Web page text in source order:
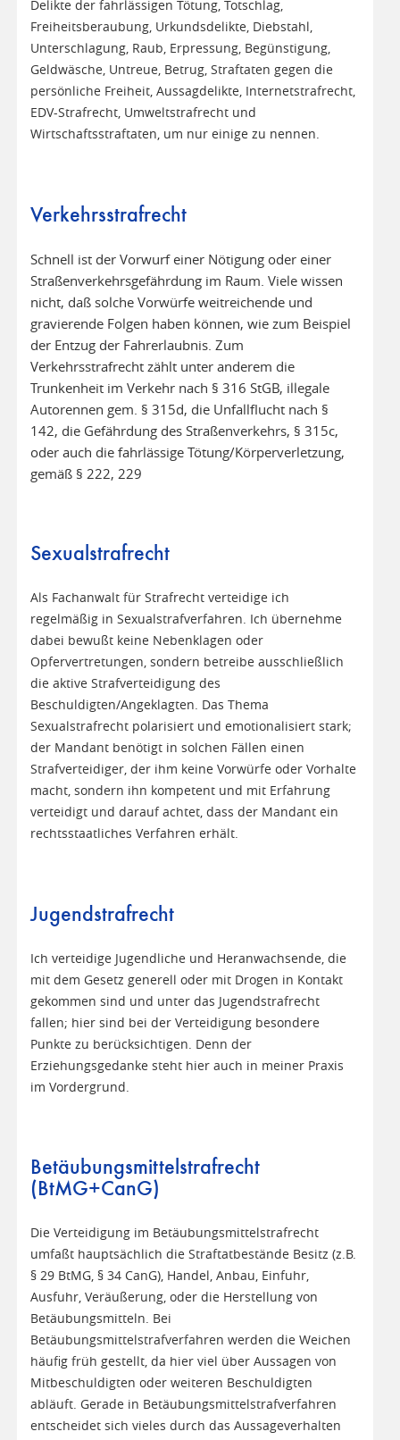
Delikte der fahrlässigen Tötung, Totschlag,
Freiheitsberaubung, Urkundsdelikte, Diebstahl,
Unterschlagung, Raub, Erpressung, Begünstigung,
Geldwäsche, Untreue, Betrug, Straftaten gegen die
persönliche Freiheit, Aussagdelikte, Internetstrafrecht,
EDV-Strafrecht, Umweltstrafrecht und
Wirtschaftsstraftaten, um nur einige zu nennen.
Verkehrsstrafrecht
Schnell ist der Vorwurf einer Nötigung oder einer
Straßenverkehrsgefährdung im Raum. Viele wissen
nicht, daß solche Vorwürfe weitreichende und
gravierende Folgen haben können, wie zum Beispiel
der Entzug der Fahrerlaubnis. Zum
Verkehrsstrafrecht zählt unter anderem die
Trunkenheit im Verkehr nach § 316 StGB, illegale
Autorennen gem. § 315d, die Unfallflucht nach §
142, die Gefährdung des Straßenverkehrs, § 315c,
oder auch die fahrlässige Tötung/Körperverletzung,
gemäß § 222, 229
Sexualstrafrecht
Als Fachanwalt für Strafrecht verteidige ich
regelmäßig in Sexualstrafverfahren. Ich übernehme
dabei bewußt keine Nebenklagen oder
Opfervertretungen, sondern betreibe ausschließlich
die aktive Strafverteidigung des
Beschuldigten/Angeklagten. Das Thema
Sexualstrafrecht polarisiert und emotionalisiert stark;
der Mandant benötigt in solchen Fällen einen
Strafverteidiger, der ihm keine Vorwürfe oder Vorhalte
macht, sondern ihn kompetent und mit Erfahrung
verteidigt und darauf achtet, dass der Mandant ein
rechtsstaatliches Verfahren erhält.
Jugendstrafrecht
Ich verteidige Jugendliche und Heranwachsende, die
mit dem Gesetz generell oder mit Drogen in Kontakt
gekommen sind und unter das Jugendstrafrecht
fallen; hier sind bei der Verteidigung besondere
Punkte zu berücksichtigen. Denn der
Erziehungsgedanke steht hier auch in meiner Praxis
im Vordergrund.
Betäubungsmittelstrafrecht
(BtMG+CanG)
Die Verteidigung im Betäubungsmittelstrafrecht
umfaßt hauptsächlich die Straftatbestände Besitz (z.B.
§ 29 BtMG, § 34 CanG), Handel, Anbau, Einfuhr,
Ausfuhr, Veräußerung, oder die Herstellung von
Betäubungsmitteln. Bei
Betäubungsmittelstrafverfahren werden die Weichen
häufig früh gestellt, da hier viel über Aussagen von
Mitbeschuldigten oder weiteren Beschuldigten
abläuft. Gerade in Betäubungsmittelstrafverfahren
entscheidet sich vieles durch das Aussageverhalten